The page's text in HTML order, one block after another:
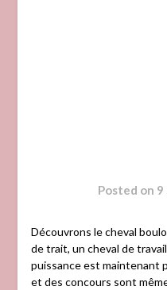
Posted on 9
Découvrons le cheval
de trait, un cheval de
puissance est maintenant
et des concours sont